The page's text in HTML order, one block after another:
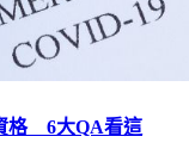
格 6大QA看這